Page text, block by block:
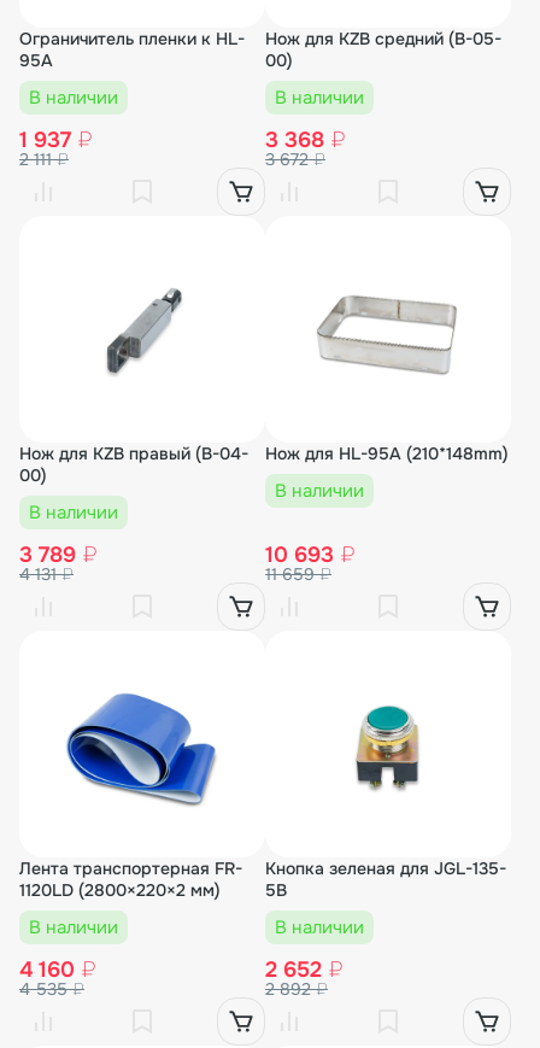
Ограничитель пленки к HL-
95A
В наличии
1 937 ₽
2 111₽
Нож для KZB средний (B-05-
00)
В наличии
3 368 ₽
3 672₽
Нож для KZB правый (B-04-
00)
В наличии
3 789 ₽
4 131₽
Нож для HL-95A (210*148mm)
В наличии
10 693 ₽
11 659₽
Лента транспортерная FR-
1120LD (2800×220×2 мм)
В наличии
4 160 ₽
4 535₽
Кнопка зеленая для JGL-135-
5B
В наличии
2 652 ₽
2 892₽